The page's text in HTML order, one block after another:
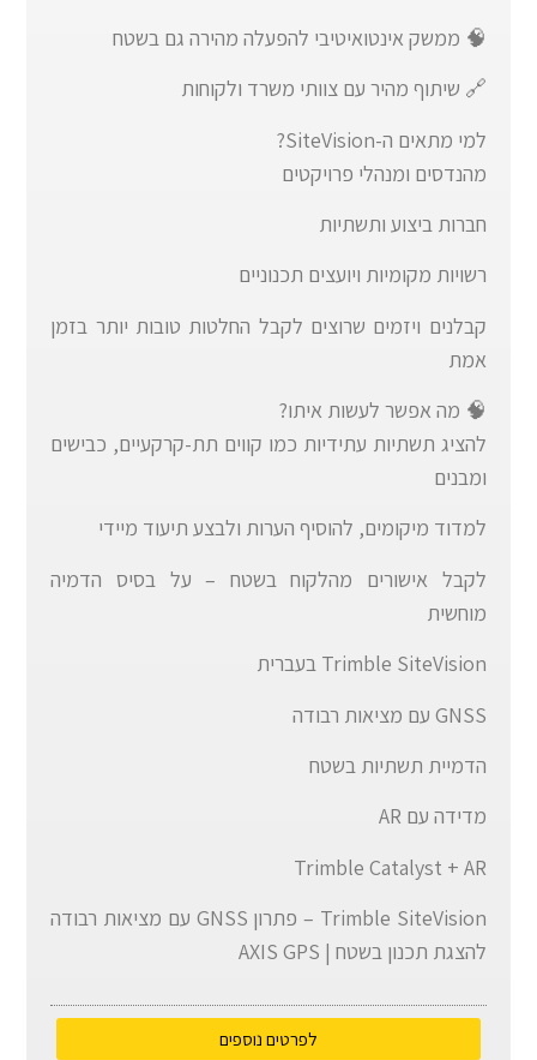
🧠 ממשק אינטואיטיבי להפעלה מהירה גם בשטח
🔗 שיתוף מהיר עם צוותי משרד ולקוחות
למי מתאים ה-SiteVision?
מהנדסים ומנהלי פרויקטים
חברות ביצוע ותשתיות
רשויות מקומיות ויועצים תכנוניים
קבלנים ויזמים שרוצים לקבל החלטות טובות יותר בזמן
אמת
🧠 מה אפשר לעשות איתו?
להציג תשתיות עתידיות כמו קווים תת-קרקעיים, כבישים
ומבנים
למדוד מיקומים, להוסיף הערות ולבצע תיעוד מיידי
לקבל אישורים מהלקוח בשטח – על בסיס הדמיה
מוחשית
Trimble SiteVision בעברית
GNSS עם מציאות רבודה
הדמיית תשתיות בשטח
מדידה עם AR
Trimble Catalyst + AR
Trimble SiteVision – פתרון GNSS עם מציאות רבודה
להצגת תכנון בשטח | AXIS GPS
לפרטים נוספים